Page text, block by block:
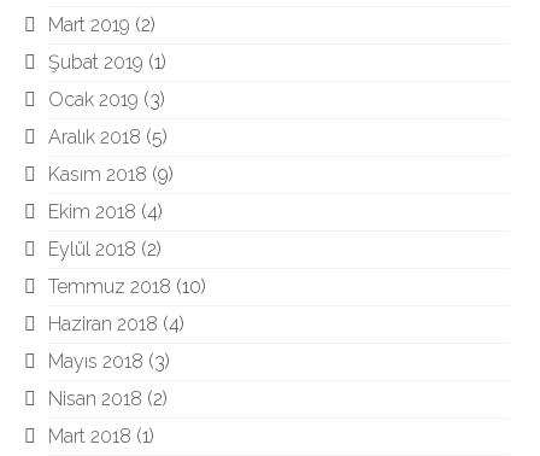
Mart 2019 (2)
Şubat 2019 (1)
Ocak 2019 (3)
Aralık 2018 (5)
Kasım 2018 (9)
Ekim 2018 (4)
Eylül 2018 (2)
Temmuz 2018 (10)
Haziran 2018 (4)
Mayıs 2018 (3)
Nisan 2018 (2)
Mart 2018 (1)